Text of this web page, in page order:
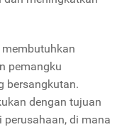
pemangku
bersangkutan.
dengan tujuan
di mana